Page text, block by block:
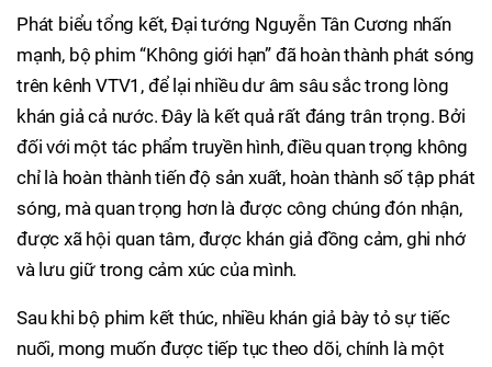
Phát biểu tổng kết, Đại tướng Nguyễn Tân Cương nhấn
mạnh, bộ phim “Không giới hạn” đã hoàn thành phát sóng
trên kênh VTV1, để lại nhiều dư âm sâu sắc trong lòng
khán giả cả nước. Đây là kết quả rất đáng trân trọng. Bởi
đối với một tác phẩm truyền hình, điều quan trọng không
chỉ là hoàn thành tiến độ sản xuất, hoàn thành số tập phát
sóng, mà quan trọng hơn là được công chúng đón nhận,
được xã hội quan tâm, được khán giả đồng cảm, ghi nhớ
và lưu giữ trong cảm xúc của mình.
Sau khi bộ phim kết thúc, nhiều khán giả bày tỏ sự tiếc
nuối, mong muốn được tiếp tục theo dõi, chính là một